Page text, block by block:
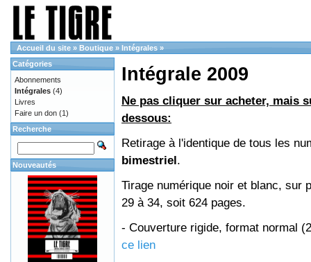
Accueil du site » Boutique » Intégrales »
Intégrale 2009
Ne pas cliquer sur acheter, mais
dessous:
Retirage à l'identique de tous les
bimestriel.
Tirage numérique noir et blanc, sur
29 à 34, soit 624 pages.
- Couverture rigide, format normal
ce lien
Catégories
Abonnements
Intégrales (4)
Livres
Faire un don (1)
Recherche
Nouveautés